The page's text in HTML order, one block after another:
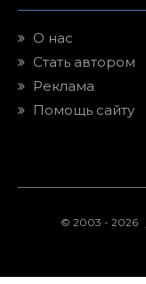
О нас
Стать автором
Реклама
Помощь сайту
© 2003 - 2026